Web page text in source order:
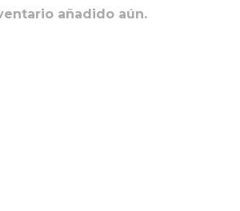
añadido aún.